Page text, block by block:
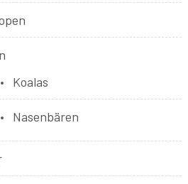
Koalas
Nasenbären